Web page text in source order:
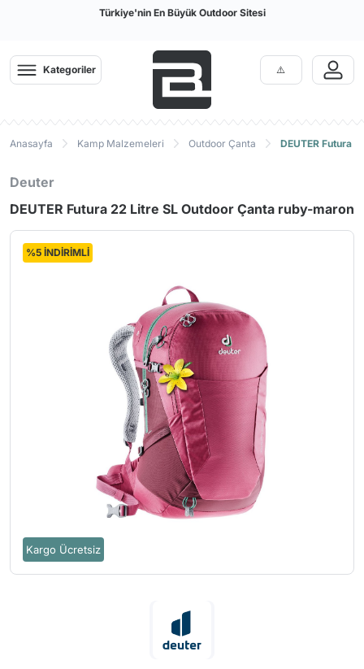
Türkiye'nin En Büyük Outdoor Sitesi
Kategoriler
Anasayfa Kamp Malzemeleri Outdoor Çanta DEUTER Futura
Deuter
DEUTER Futura 22 Litre SL Outdoor Çanta ruby-maron
Kargo Ücretsiz
%5 İNDİRİMLİ